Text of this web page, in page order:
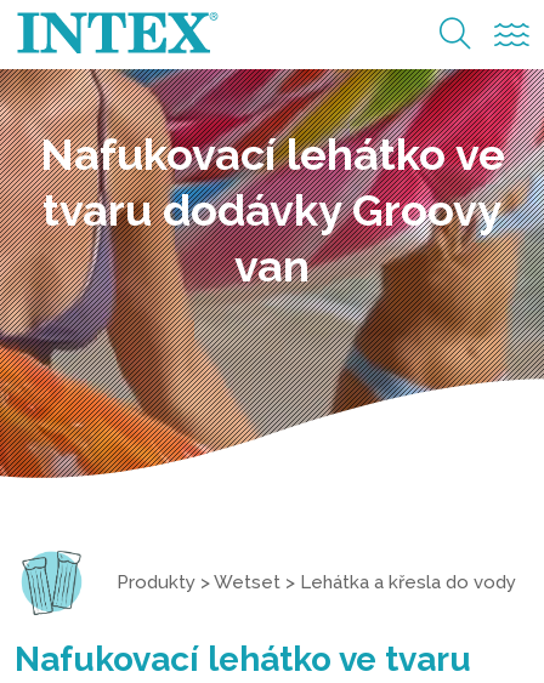
Nafukovací lehátko ve
tvaru dodávky Groovy
van
Produkty >Wetset > Lehátka a křesla do vody
Nafukovací lehátko ve tvaru